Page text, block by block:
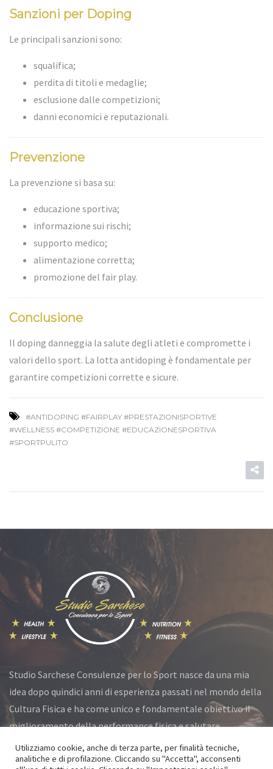
Sanzioni per Doping
Le principali sanzioni sono:
squalifica;
perdita di titoli e medaglie;
esclusione dalle competizioni;
danni economici e reputazionali.
Prevenzione
La prevenzione si basa su:
educazione sportiva;
informazione sui rischi;
supporto medico;
alimentazione corretta;
promozione del fair play.
Conclusione
Il doping danneggia la salute degli atleti e compromette i
valori dello sport. La lotta antidoping è fondamentale per
garantire competizioni corrette e sicure.
#ANTIDOPING #FAIRPLAY #PRESTAZIONISPORTIVE
#WELLNESS #COMPETIZIONE #EDUCAZIONESPORTIVA
#SPORTPULITO
Studio Sarchese Consulenze per lo Sport nasce da una mia
idea dopo quindici anni di esperienza passati nel mondo della
Cultura Fisica e ha come unico e fondamentale obiettivo il
miglioramento della performance fisica e salutare.
Utilizziamo cookie, anche di terza parte, per finalità tecniche,
analitiche e di profilazione. Cliccando su "Accetta", acconsenti